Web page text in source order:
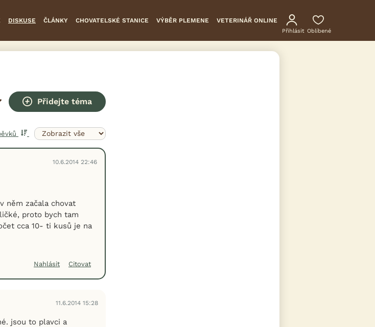
DISKUSE ČLÁNKY CHOVATELSKÉ STANICE VÝBĚR PLEMENE VETERINÁŘ ONLINE
Přihlásit Oblíbené
Přidejte téma
10.6.2014 22:46
něm začala chovat
proto bych tam
cca 10- ti kusů je na
Nahlásit Citovat
11.6.2014 15:28
jsou to plavci a